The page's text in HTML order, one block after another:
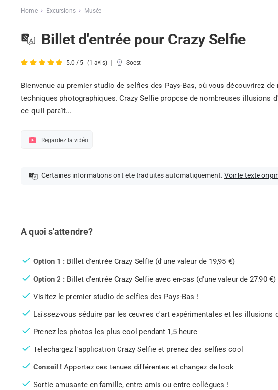
Home Excursions Musée
Billet d'entrée pour Crazy Selfie
5.0 / 5 (1 avis) | Soest
Bienvenue au premier studio de selfies des Pays-Bas, où vous découvrirez
techniques photographiques. Crazy Selfie propose de nombreuses illusions
ce qu'il paraît...
Regardez la vidéo
Certaines informations ont été traduites automatiquement. Voir le texte
A quoi s'attendre?
Option 1 : Billet d'entrée Crazy Selfie (d'une valeur de 19,95 €)
Option 2 : Billet d'entrée Crazy Selfie avec en-cas (d'une valeur de 27,90 €)
Visitez le premier studio de selfies des Pays-Bas !
Laissez-vous séduire par les œuvres d'art expérimentales et les illusions
Prenez les photos les plus cool pendant 1,5 heure
Téléchargez l'application Crazy Selfie et prenez des selfies cool
Conseil ! Apportez des tenues différentes et changez de look
Sortie amusante en famille, entre amis ou entre collègues !